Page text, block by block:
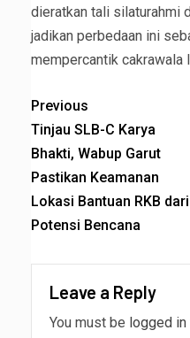
dieratkan tali silaturahmi
jadikan perbedaan ini
mempercantik cakrawala
Previous
Tinjau SLB-C Karya
Bhakti, Wabup Garut
Pastikan Keamanan
Lokasi Bantuan RKB dari
Potensi Bencana
Leave a Reply
You must be logged in